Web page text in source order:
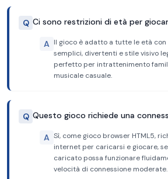
Q Ci sono restrizioni di età per
A Il gioco è adatto a tutte le età con
semplici, divertenti e stile visivo
perfetto per intrattenimento
musicale casuale.
Q Questo gioco richiede una
A Sì, come gioco browser HTML5,
internet per caricarsi e giocare,
caricato possa funzionare
velocità di connessione moderate.